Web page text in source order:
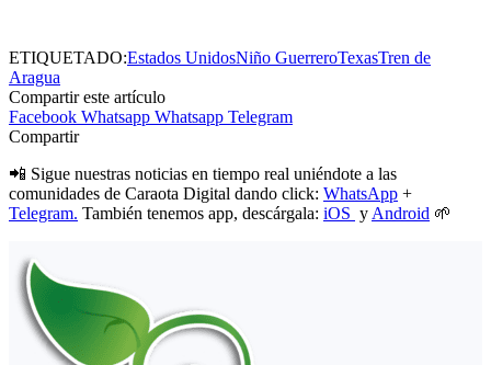
ETIQUETADO:Estados UnidosNiño GuerreroTexasTren de
Aragua
Compartir este artículo
Facebook Whatsapp Whatsapp Telegram
Compartir
📲 Sigue nuestras noticias en tiempo real uniéndote a las
comunidades de Caraota Digital dando click: WhatsApp +
Telegram. También tenemos app, descárgala: iOS y Android 🌱